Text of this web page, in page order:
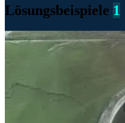
Lösungsbeispiele 1